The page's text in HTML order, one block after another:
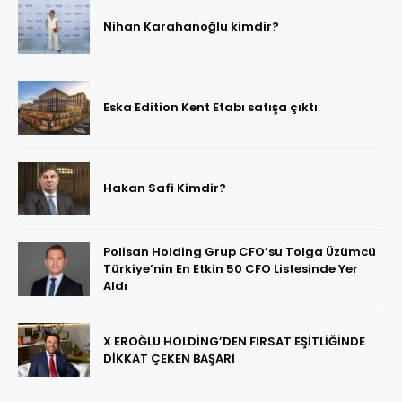
Nihan Karahanoğlu kimdir?
Eska Edition Kent Etabı satışa çıktı
Hakan Safi Kimdir?
Polisan Holding Grup CFO’su Tolga Üzümcü
Türkiye’nin En Etkin 50 CFO Listesinde Yer
Aldı
X EROĞLU HOLDİNG’DEN FIRSAT EŞİTLİĞİNDE
DİKKAT ÇEKEN BAŞARI